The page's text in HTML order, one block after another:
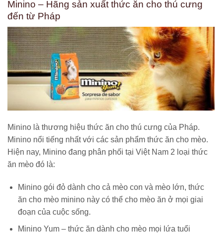
Minino – Hãng sản xuất thức ăn cho thú cưng
đến từ Pháp
Minino là thương hiệu thức ăn cho thú cưng của Pháp.
Minino nổi tiếng nhất với các sản phẩm thức ăn cho mèo.
Hiện nay, Minino đang phân phối tại Việt Nam 2 loại thức
ăn mèo đó là:
Minino gói đỏ dành cho cả mèo con và mèo lớn, thức
ăn cho mèo minino này có thể cho mèo ăn ở mọi giai
đoạn của cuộc sống.
Minino Yum – thức ăn dành cho mèo mọi lứa tuổi